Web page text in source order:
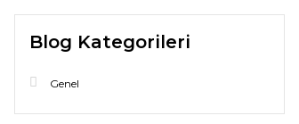
Blog Kategorileri
Genel